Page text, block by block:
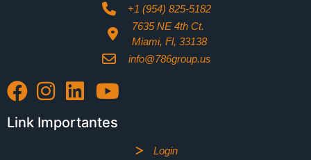
+1 (954) 825-5182
7635 NE 4th Ct.
Miami, Fl, 33138
info@786group.us
Link Importantes
Login